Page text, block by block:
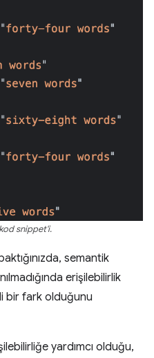
snippet'i.
semantik
erişilebilirlik
bir fark olduğunu
yardımcı olduğu,